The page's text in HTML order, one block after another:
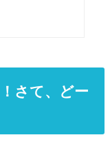
さて、どー